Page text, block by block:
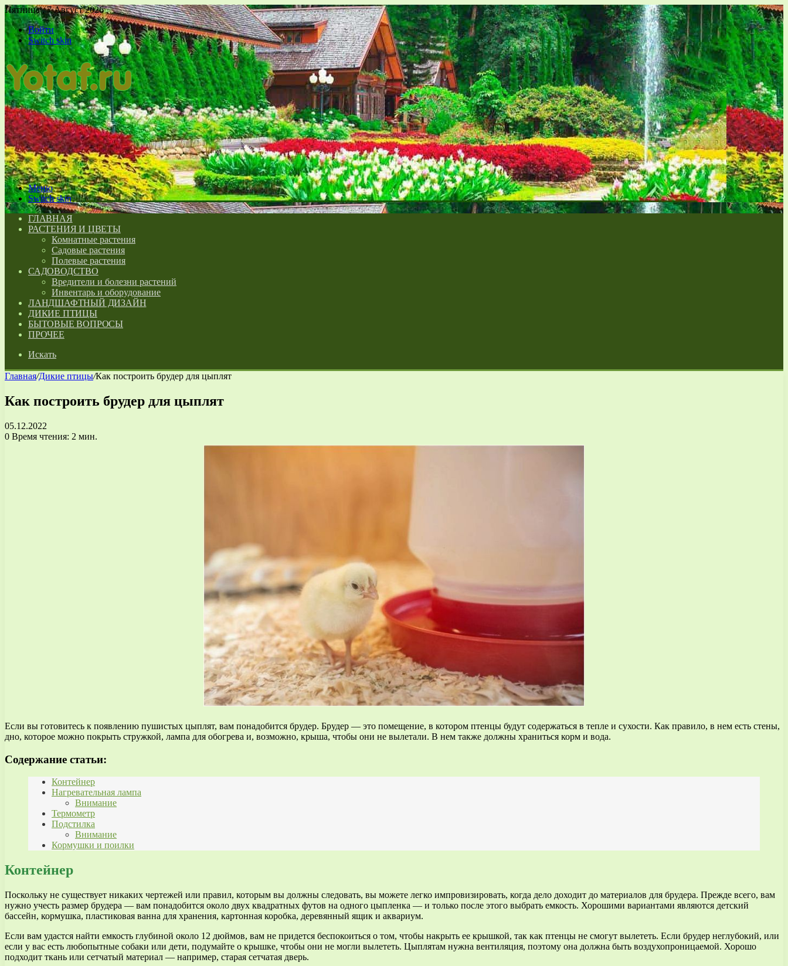
Пятница , 7 Август 2026
Войти
Switch skin
Меню
Switch skin
ГЛАВНАЯ
РАСТЕНИЯ И ЦВЕТЫ
Комнатные растения
Садовые растения
Полевые растения
САДОВОДСТВО
Вредители и болезни растений
Инвентарь и оборудование
ЛАНДШАФТНЫЙ ДИЗАЙН
ДИКИЕ ПТИЦЫ
БЫТОВЫЕ ВОПРОСЫ
ПРОЧЕЕ
Искать
Главная/Дикие птицы/Как построить брудер для цыплят
Как построить брудер для цыплят
05.12.2022
0 Время чтения: 2 мин.
Если вы готовитесь к появлению пушистых цыплят, вам понадобится брудер. Брудер — это помещение, в котором птенцы будут содержаться в тепле и сухости. Как правило, в нем есть стены,
дно, которое можно покрыть стружкой, лампа для обогрева и, возможно, крыша, чтобы они не вылетали. В нем также должны храниться корм и вода.
Содержание статьи:
Контейнер
Нагревательная лампа
Внимание
Термометр
Подстилка
Внимание
Кормушки и поилки
Контейнер
Поскольку не существует никаких чертежей или правил, которым вы должны следовать, вы можете легко импровизировать, когда дело доходит до материалов для брудера. Прежде всего, вам
нужно учесть размер брудера — вам понадобится около двух квадратных футов на одного цыпленка — и только после этого выбрать емкость. Хорошими вариантами являются детский
бассейн, кормушка, пластиковая ванна для хранения, картонная коробка, деревянный ящик и аквариум.
Если вам удастся найти емкость глубиной около 12 дюймов, вам не придется беспокоиться о том, чтобы накрыть ее крышкой, так как птенцы не смогут вылететь. Если брудер неглубокий, или
если у вас есть любопытные собаки или дети, подумайте о крышке, чтобы они не могли вылететь. Цыплятам нужна вентиляция, поэтому она должна быть воздухопроницаемой. Хорошо
подходит ткань или сетчатый материал — например, старая сетчатая дверь.